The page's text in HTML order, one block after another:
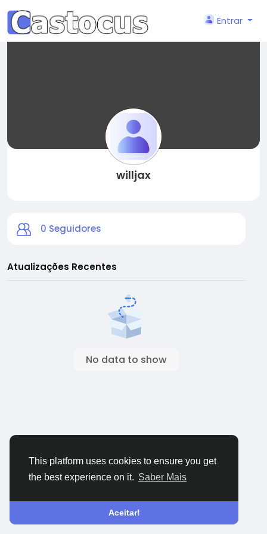
This platform uses cookies to ensure you get
the best experience on it. Saber Mais
Aceitar!
Entrar
willjax
0 Seguidores
Atualizações Recentes
No data to show